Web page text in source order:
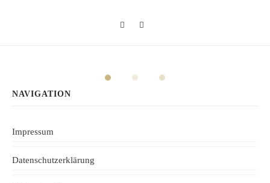
NAVIGATION
Impressum
Datenschutzerklärung